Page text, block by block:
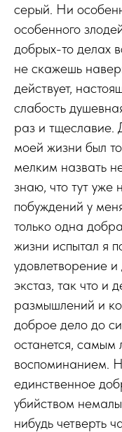
серый. Ни
особенного
добрых-то делах
не скажешь
действует,
слабость
раз и тщеславие.
моей жизни был
мелким назвать
знаю, что тут уже
побуждений у
только одна
жизни испытал я
удовлетворение
экстаз, так что и
размышлений и
доброе дело до
останется,
воспоминанием.
единственное
убийством
нибудь четверть